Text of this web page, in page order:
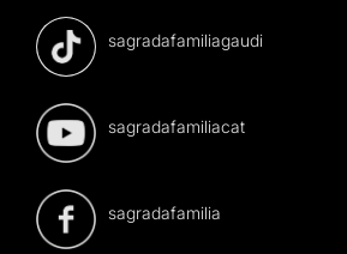
sagradafamiliagaudi
sagradafamiliacat
sagradafamilia